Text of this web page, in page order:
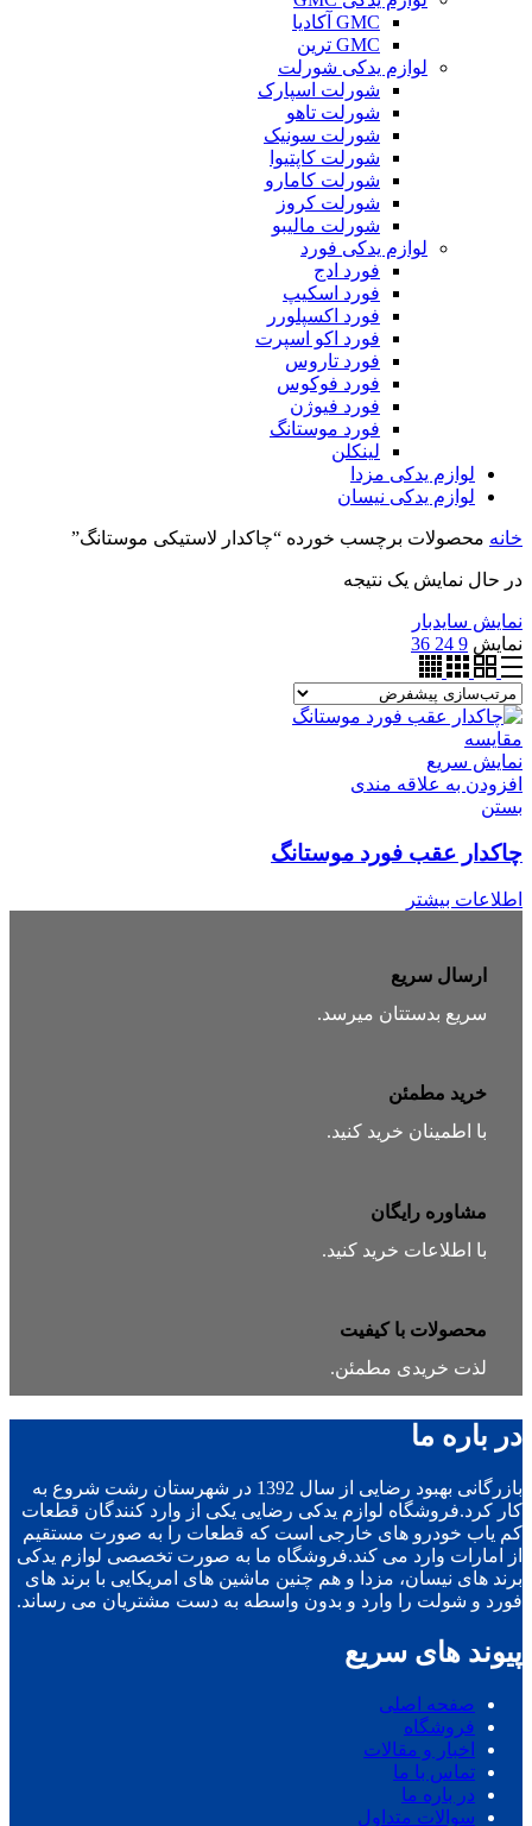
GMC آکادیا
GMC ترین
لوازم یدکی شورلت
شورلت اسپارک
شورلت تاهو
شورلت سونیک
شورلت کاپتیوا
شورلت کامارو
شورلت کروز
شورلت مالیبو
لوازم یدکی فورد
فورد ادج
فورد اسکیپ
فورد اکسپلورر
فورد اکو اسپرت
فورد تاروس
فورد فوکوس
فورد فیوژن
فورد موستانگ
لینکلن
لوازم یدکی مزدا
لوازم یدکی نیسان
خانه محصولات برچسب خورده “چاکدار لاستیکی موستانگ”
در حال نمایش یک نتیجه
نمایش سایدبار
نمایش 9
24
36
مقایسه
نمایش سریع
افزودن به علاقه مندی
بستن
چاکدار عقب فورد موستانگ
اطلاعات بیشتر
ارسال سریع
سریع بدستتان میرسد.
خرید مطمئن
با اطمینان خرید کنید.
مشاوره رایگان
با اطلاعات خرید کنید.
محصولات با کیفیت
لذت خریدی مطمئن.
در باره ما
بازرگانی بهبود رضایی از سال 1392 در شهرستان رشت شروع به
کار کرد.فروشگاه لوازم یدکی رضایی یکی از وارد کنندگان قطعات
کم یاب خودرو های خارجی است که قطعات را به صورت مستقیم
از امارات وارد می کند.فروشگاه ما به صورت تخصصی لوازم یدکی
برند های نیسان، مزدا و هم چنین ماشین های امریکایی با برند های
فورد و شولت را وارد و بدون واسطه به دست مشتریان می رساند.
پیوند های سریع
صفحه اصلی
فروشگاه
اخبار و مقالات
تماس با ما
در باره ما
سوالات متداول